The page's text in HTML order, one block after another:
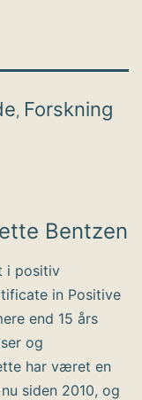
, Forskning
Bentzen
i positiv
in Positive
end 15 års
og
har været en
siden 2010, og